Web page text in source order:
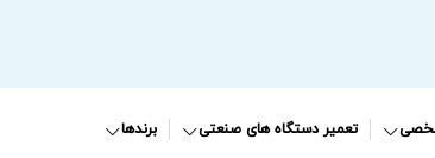
تعمیر دستگاه های صنعتی برندها